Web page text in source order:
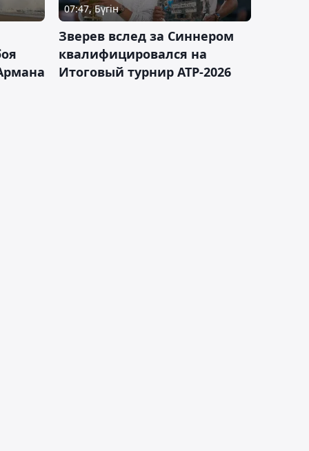
07:47, Бүгін
Зверев вслед за Синнером
квалифицировался на
Итоговый турнир ATP-2026